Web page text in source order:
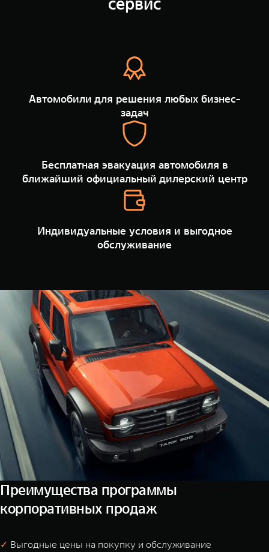
Расширяя границы комфорта
от 6 149 000 ₽
Эстетика
от 5 699
WEY 80
Масштаб возможностей
от 6 449 000 ₽
WEY 80
Цифровые сервисы TANK
Автомобили для решения любых бизнес-
задач
Бесплатная эвакуация автомобиля в
ближайший официальный дилерский центр
Индивидуальные условия и выгодное
обслуживание
Преимущества программы
корпоративных продаж
✓ Выгодные цены на покупку и обслуживание